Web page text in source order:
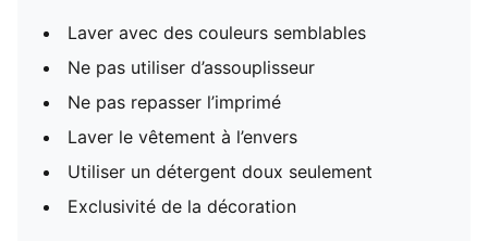
Laver avec des couleurs semblables
Ne pas utiliser d’assouplisseur
Ne pas repasser l’imprimé
Laver le vêtement à l’envers
Utiliser un détergent doux seulement
Exclusivité de la décoration